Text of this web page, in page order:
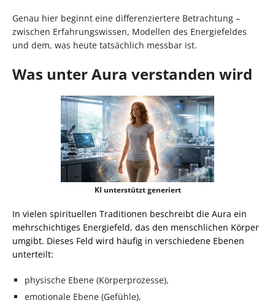
Genau hier beginnt eine differenziertere Betrachtung –
zwischen Erfahrungswissen, Modellen des Energiefeldes
und dem, was heute tatsächlich messbar ist.
Was unter Aura verstanden wird
KI unterstützt generiert
In vielen spirituellen Traditionen beschreibt die Aura ein
mehrschichtiges Energiefeld, das den menschlichen Körper
umgibt. Dieses Feld wird häufig in verschiedene Ebenen
unterteilt:
physische Ebene (Körperprozesse),
emotionale Ebene (Gefühle),